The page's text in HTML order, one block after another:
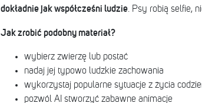
dokładnie jak współcześni ludzie. Psy robią selfie,
Jak zrobić podobny materiał?
wybierz zwierzę lub postać
nadaj jej typowo ludzkie zachowania
wykorzystaj popularne sytuacje z życia
pozwól AI stworzyć zabawne animacje